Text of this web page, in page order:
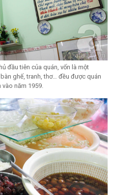
đầu tiên của quán, vốn là một
ghế, tranh, thơ… đều được quán
năm 1959.